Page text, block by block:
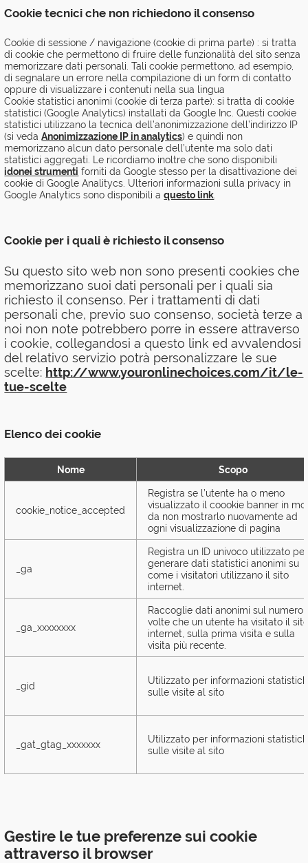
Cookie tecnici che non richiedono il consenso
Cookie di sessione / navigazione (cookie di prima parte) : si tratta
di cookie che permettono di fruire delle funzionalità del sito senza
memorizzare dati personali. Tali cookie permettono, ad esempio,
di segnalare un errore nella compilazione di un form di contatto
oppure di visualizzare i contenuti nella sua lingua
Cookie statistici anonimi (cookie di terza parte): si tratta di cookie
statistici (Google Analytics) installati da Google Inc. Questi cookie
statistici utilizzano la tecnica dell’anonimizzazione dell’indirizzo IP
(si vedaAnonimizzazione IP in analytics) e quindi non
memorizzano alcun dato personale dell’utente ma solo dati
statistici aggregati. Le ricordiamo inoltre che sono disponibili
idonei strumenti forniti da Google stesso per la disattivazione dei
cookie di Google Analitycs. Ulteriori informazioni sulla privacy in
Google Analytics sono disponibili aquesto link
Cookie per i quali è richiesto il consenso
Su questo sito web non sono presenti cookies che
memorizzano suoi dati personali per i quali sia
richiesto il consenso. Per i trattamenti di dati
personali che, previo suo consenso, società terze a
noi non note potrebbero porre in essere attraverso
i cookie, collegandosi a questo link ed avvalendosi
del relativo servizio potrà personalizzare le sue
scelte: http://www.youronlinechoices.com/it/le-
tue-scelte
Elenco dei cookie
Nome Scopo
cookie_notice_accepted
Registra se l’utente ha o meno
visualizzato il coookie banner in
da non mostrarlo nuovamente ad
ogni visualizzazione di pagina
_ga
Registra un ID univoco utilizzato per
generare dati statistici anonimi su
come i visitatori utilizzano il sito
internet.
_ga_xxxxxxxx
Raccoglie dati anonimi sul numero
volte che un utente ha visitato il
internet, sulla prima visita e sulla
visita più recente.
_gid
Utilizzato per informazioni
sulle visite al sito
_gat_gtag_xxxxxxx
Utilizzato per informazioni
sulle visite al sito
Gestire le tue preferenze sui cookie
attraverso il browser